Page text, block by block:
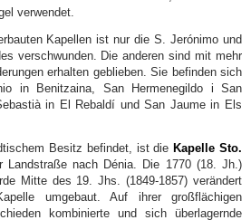
verwendet.
Kapellen ist nur die S. Jerónimo und
verschwunden. Die anderen sind mit mehr
erhalten geblieben. Sie befinden sich
in Benitzaina, San Hermenegildo i San
in El Rebaldí und San Jaume in Els
Besitz befindet, ist die Kapelle Sto.
Landstraße nach Dénia. Die 1770 (18. Jh.)
Mitte des 19. Jhs. (1849-1857) verändert
umgebaut. Auf ihrer großflächigen
kombinierte und sich überlagernde